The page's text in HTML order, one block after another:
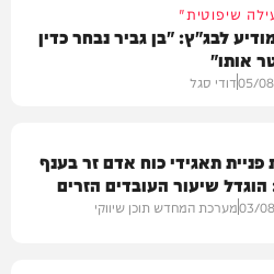
שיפוטית"
לבג"ץ: "בן גביר נבחר כדין
אותו"
05/דודי סגל
פניית תאגידי כוח אדם זר בענף
הוגדל שיעור העובדים הזרים
03/מערכת המחדש תוכן שיווקי